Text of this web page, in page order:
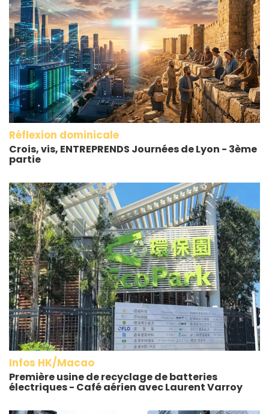
Réflexion dominicale
Crois, vis, ENTREPRENDS Journées de Lyon - 3ème
partie
Infos HK/Macao
Première usine de recyclage de batteries
électriques - Café aérien avec Laurent Varroy